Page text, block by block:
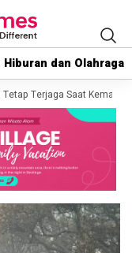
Hiburan dan Olahraga
Hiburan dan Olahraga
Terjaga Saat Kemarau